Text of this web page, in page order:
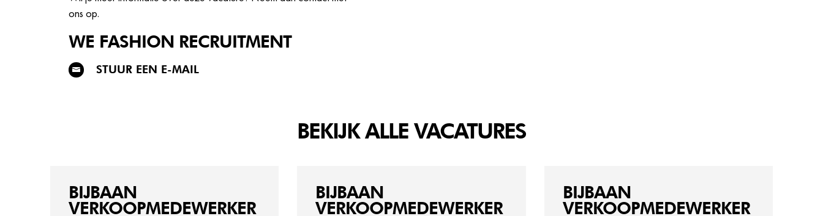
ons op.
WE FASHION RECRUITMENT
STUUR EEN E-MAIL
BEKIJK ALLE VACATURES
BIJBAAN
VERKOOPMEDEWERKER
BIJBAAN
VERKOOPMEDEWERKER
BIJBAAN
VERKOOPMEDEWERKER